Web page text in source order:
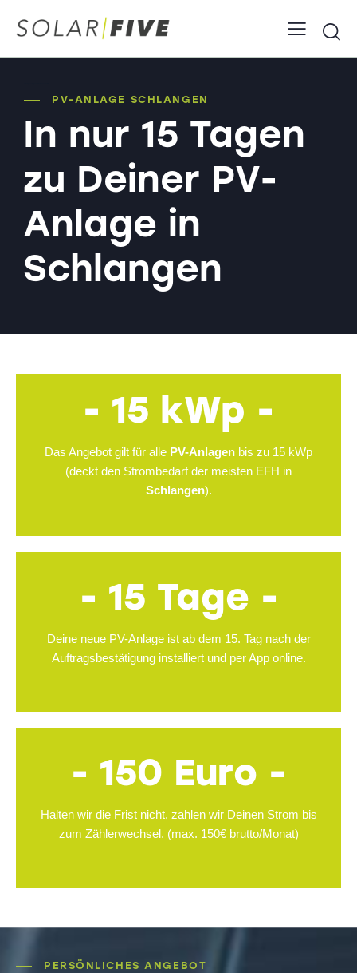
PV-ANLAGE SCHLANGEN
In nur 15 Tagen
zu Deiner PV-
Anlage in
Schlangen
- 15 kWp -
Das Angebot gilt für alle PV-Anlagen bis zu 15 kWp
(deckt den Strombedarf der meisten EFH in
Schlangen).
- 15 Tage -
Deine neue PV-Anlage ist ab dem 15. Tag nach der
Auftragsbestätigung installiert und per App online.
- 150 Euro -
Halten wir die Frist nicht, zahlen wir Deinen Strom bis
zum Zählerwechsel. (max. 150€ brutto/Monat)
PERSÖNLICHES ANGEBOT